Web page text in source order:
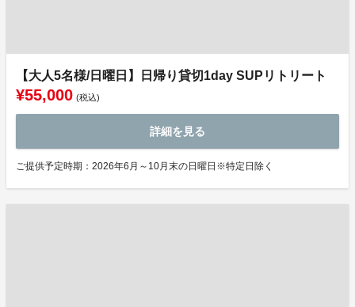
【大人5名様/日曜日】日帰り貸切1day SUPリトリート
¥55,000 (税込)
詳細を見る
ご提供予定時期：2026年6月～10月末の日曜日※特定日除く